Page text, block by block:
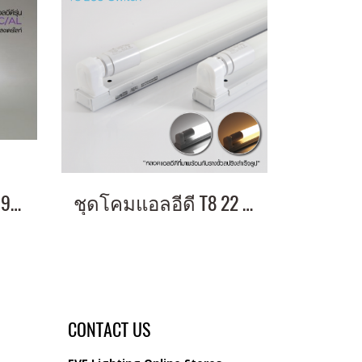
หลอดแอลอีดี T8 PC 9วัตต์ เดย์ไลท์ ขั้ว G13 อายุงาน 50,000 ชั่วโมง แสงขาว Daylight รับประกัน 3 ปี ชุดโคมแอลอีดี T8 22 วัตต์ แสงเหลือง หลอดยาว หลอดประหยัดไฟ ทดแทนหลอดนีออน LED Set T8 ECO-Switch 22w Warmwhite
CONTACT US